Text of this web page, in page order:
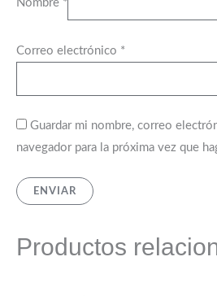
Nombre *
Correo electrónico *
Guardar mi nombre, correo
navegador para la próxima vez que
Productos